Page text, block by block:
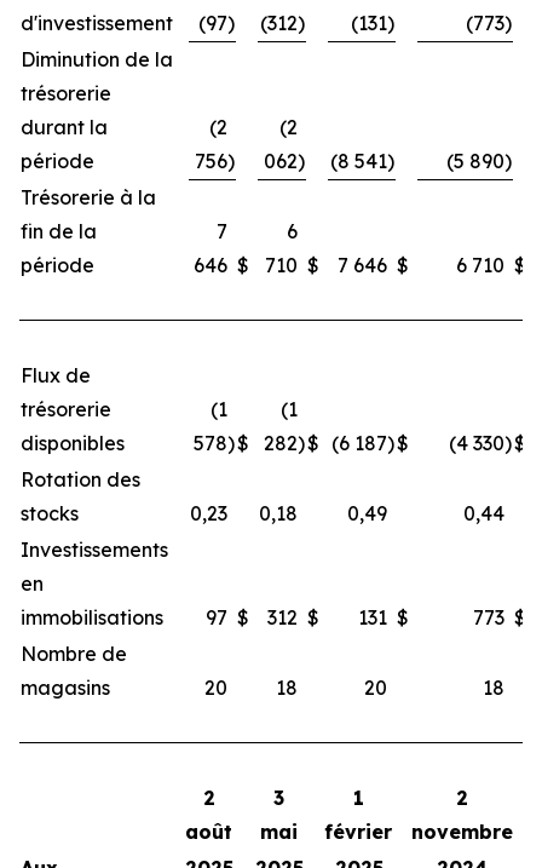
d'investissement
(97) (312) (131) (773)
Diminution de la
trésorerie
durant la
période
(2
756)
(2
062) (8 541) (5 890)
Trésorerie à la
fin de la
période
7
646 $
6
710 $ 7 646 $ 6 710 $
Flux de
trésorerie
disponibles
(1
578)$
(1
282)$ (6 187)$ (4 330)$
Rotation des
stocks
0,23 0,18 0,49
0,44
Investissements
en
immobilisations
97 $ 312 $ 131 $ 773 $
Nombre de
magasins
20 18 20 18
2
août
3
mai
1
février
2
novembre